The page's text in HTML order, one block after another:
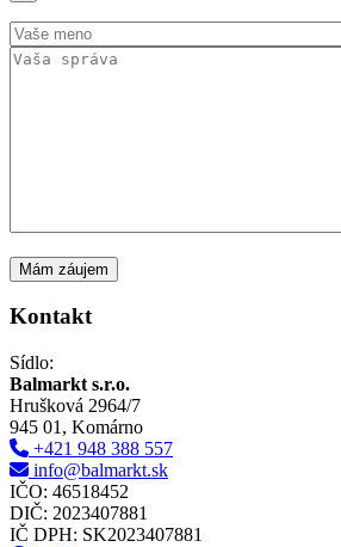
Kontakt
Sídlo:
Balmarkt s.r.o.
Hrušková 2964/7
945 01, Komárno
+421 948 388 557
info@balmarkt.sk
IČO: 46518452
DIČ: 2023407881
IČ DPH: SK2023407881